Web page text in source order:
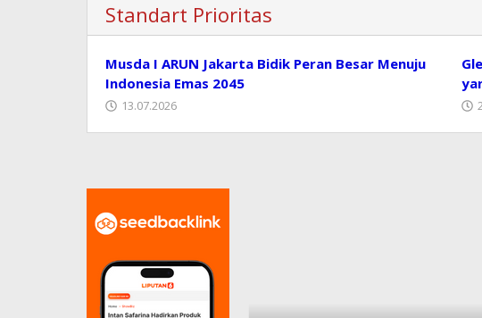
Standart Prioritas
Musda I ARUN Jakarta Bidik Peran Besar Menuju
Indonesia Emas 2045
13.07.2026